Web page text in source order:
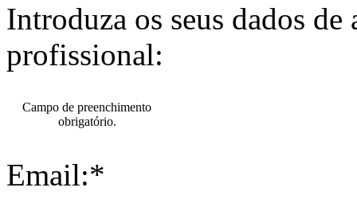
Introduza os seus dados de
profissional:
Campo de preenchimento
obrigatório.
Email:*